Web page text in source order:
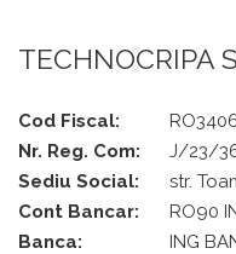
TECHNOCRIPA
Cod Fiscal:
Nr. Reg. Com:
J/23/
Sediu Social:
str.
Cont Bancar:
RO90
Banca:
ING